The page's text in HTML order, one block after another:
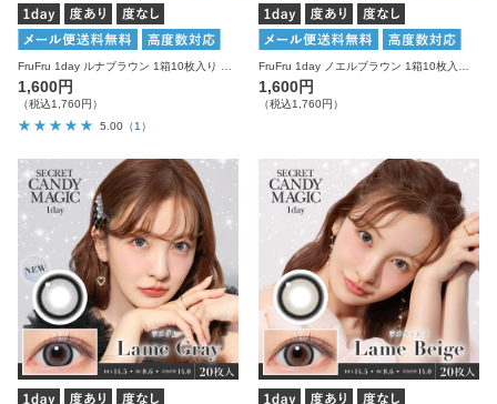
1,600円
（税込1,760円）
5.00 （1）
1,600円
（税込1,760円）